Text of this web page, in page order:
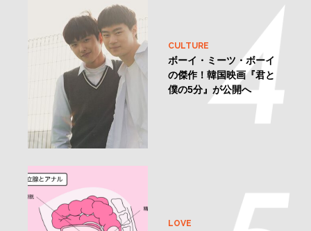
CULTURE
ボーイ・ミーツ・ボーイ
の傑作！韓国映画『君と
僕の5分』が公開へ
LOVE